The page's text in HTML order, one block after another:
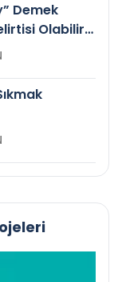
Demek
Olabilir